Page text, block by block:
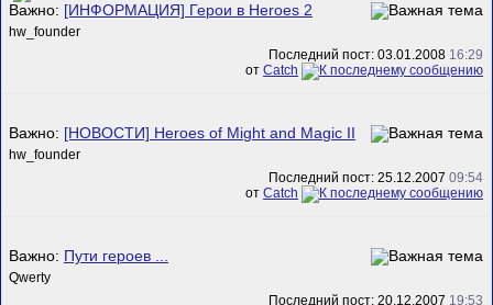
Важно: [ИНФОРМАЦИЯ] Герои в Heroes 2
hw_founder
Последний пост: 03.01.2008 16:29
от Catch
Важно: [НОВОСТИ] Heroes of Might and Magic II
hw_founder
Последний пост: 25.12.2007 09:54
от Catch
Важно: Пути героев ...
Qwerty
Последний пост: 20.12.2007 19:53